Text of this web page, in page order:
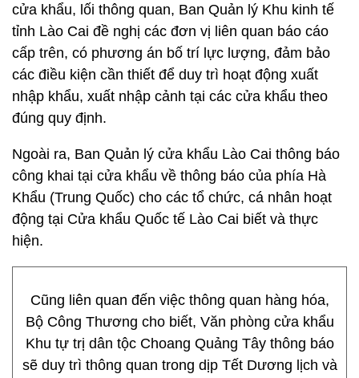
cửa khẩu, lối thông quan, Ban Quản lý Khu kinh tế
tỉnh Lào Cai đề nghị các đơn vị liên quan báo cáo
cấp trên, có phương án bố trí lực lượng, đảm bảo
các điều kiện cần thiết để duy trì hoạt động xuất
nhập khẩu, xuất nhập cảnh tại các cửa khẩu theo
đúng quy định.
Ngoài ra, Ban Quản lý cửa khẩu Lào Cai thông báo
công khai tại cửa khẩu về thông báo của phía Hà
Khẩu (Trung Quốc) cho các tổ chức, cá nhân hoạt
động tại Cửa khẩu Quốc tế Lào Cai biết và thực
hiện.
Cũng liên quan đến việc thông quan hàng hóa,
Bộ Công Thương cho biết, Văn phòng cửa khẩu
Khu tự trị dân tộc Choang Quảng Tây thông báo
sẽ duy trì thông quan trong dịp Tết Dương lịch và